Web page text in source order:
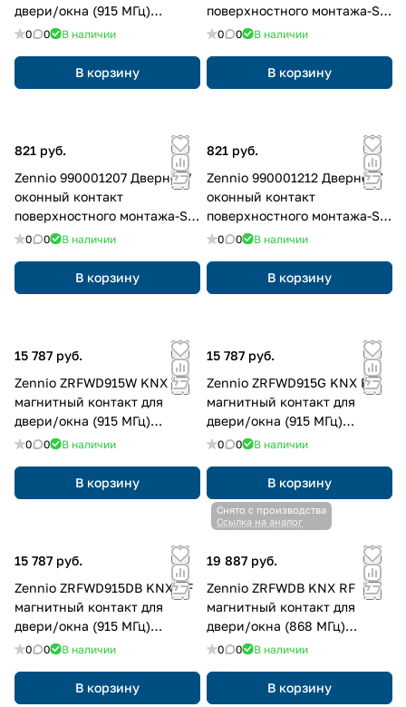
двери/окна (915 МГц)
WinDoor RF 915., цвет:
0 0 В наличии
В корзину
поверхностного монтажа-S
Серебряный
0 0 В наличии
В корзину
821 руб.
Zennio 990001207 Дверной/
оконный контакт
поверхностного монтажа-S
Белый
0 0 В наличии
В корзину
821 руб.
Zennio 990001212 Дверной/
оконный контакт
поверхностного монтажа-S
Коричневый
0 0 В наличии
В корзину
15 787 руб.
Zennio ZRFWD915W KNX RF
магнитный контакт для
двери/окна (915 МГц)
WinDoor RF 915, цвет: белый
0 0 В наличии
В корзину
15 787 руб.
Zennio ZRFWD915G KNX RF
магнитный контакт для
двери/окна (915 МГц)
WinDoor RF 915, цвет: серый
0 0 В наличии
В корзину
15 787 руб.
Zennio ZRFWD915DB KNX RF
магнитный контакт для
двери/окна (915 МГц)
WinDoor RF 915, цвет: темно-
0 0 В наличии
В корзину
Снято с производства
Ссылка на аналог
19 887 руб.
Zennio ZRFWDB KNX RF
магнитный контакт для
двери/окна (868 МГц)
WinDoor RF, цвет: черный
0 0 В наличии
В корзину